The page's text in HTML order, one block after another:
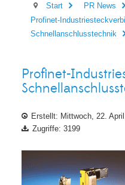
Start PR News
Profinet-
Schnellanschlusstechnik
Profinet-
Erstellt: Mittwoch, 22.
Zugriffe: 3199